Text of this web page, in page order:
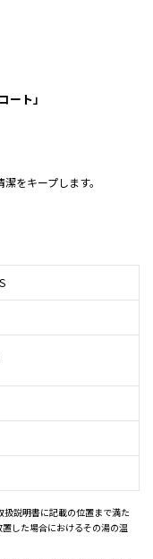
ート」
をキープします。
説明書に記載の位置まで満た
した場合におけるその湯の温